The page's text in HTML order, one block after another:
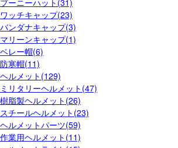
ブーニーハット(31)
ワッチキャップ(23)
バンダナキャップ(3)
マリーンキャップ(1)
ベレー帽(6)
防寒帽(11)
ヘルメット(129)
ミリタリーヘルメット(47)
樹脂製ヘルメット(26)
スチールヘルメット(23)
ヘルメットパーツ(59)
作業用ヘルメット(11)